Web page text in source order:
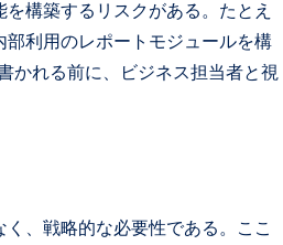
構築するリスクがある。たとえ
利用のレポートモジュールを構
かれる前に、ビジネス担当者と視
、戦略的な必要性である。ここ